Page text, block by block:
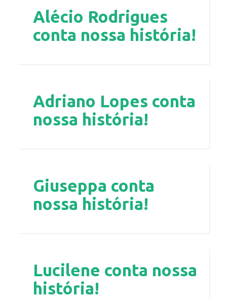
Alécio Rodrigues
conta nossa história!
Adriano Lopes conta
nossa história!
Giuseppa conta
nossa história!
Lucilene conta nossa
história!